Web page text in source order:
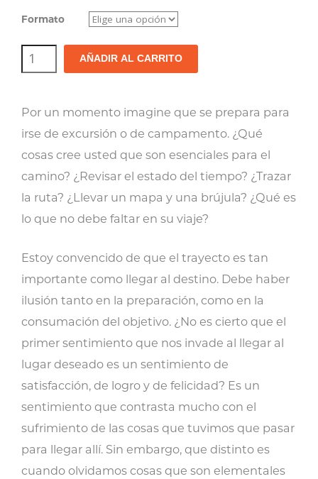
Formato
La
Humildad:
Siervo
cantidad
AÑADIR AL CARRITO
Por un momento imagine que se prepara para
irse de excursión o de campamento. ¿Qué
cosas cree usted que son esenciales para el
camino? ¿Revisar el estado del tiempo? ¿Trazar
la ruta? ¿Llevar un mapa y una brújula? ¿Qué es
lo que no debe faltar en su viaje?
Estoy convencido de que el trayecto es tan
importante como llegar al destino. Debe haber
ilusión tanto en la preparación, como en la
consumación del objetivo. ¿No es cierto que el
primer sentimiento que nos invade al llegar al
lugar deseado es un sentimiento de
satisfacción, de logro y de felicidad? Es un
sentimiento que contrasta mucho con el
sufrimiento de las cosas que tuvimos que pasar
para llegar allí. Sin embargo, que distinto es
cuando olvidamos cosas que son elementales